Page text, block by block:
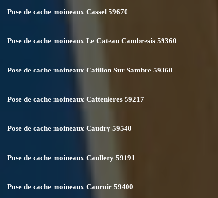
Pose de cache moineaux Cassel 59670
Pose de cache moineaux Le Cateau Cambresis 59360
Pose de cache moineaux Catillon Sur Sambre 59360
Pose de cache moineaux Cattenieres 59217
Pose de cache moineaux Caudry 59540
Pose de cache moineaux Caullery 59191
Pose de cache moineaux Cauroir 59400